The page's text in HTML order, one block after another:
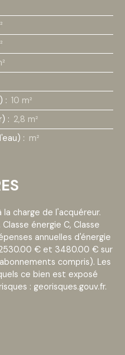
: 10 m²
: 2,8 m²
: m²
la charge de l'acquéreur.
énergie C, Classe
annuelles d'énergie
€ et 3480.00 € sur
compris). Les
ce bien est exposé
: georisques.gouv.fr.